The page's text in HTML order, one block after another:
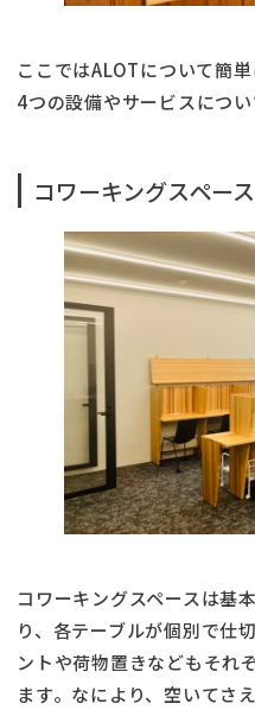
ここではALOTについて簡
4つの設備やサービスについ
コワーキングスペース
コワーキングスペースは基
り、各テーブルが個別で仕
ントや荷物置きなどもそれ
ます。なにより、空いてさ